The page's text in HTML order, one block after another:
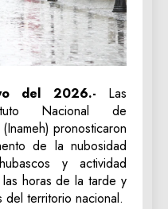
del 2026.- Las
Nacional de
pronosticaron
de la nubosidad
y actividad
horas de la tarde y
territorio nacional.